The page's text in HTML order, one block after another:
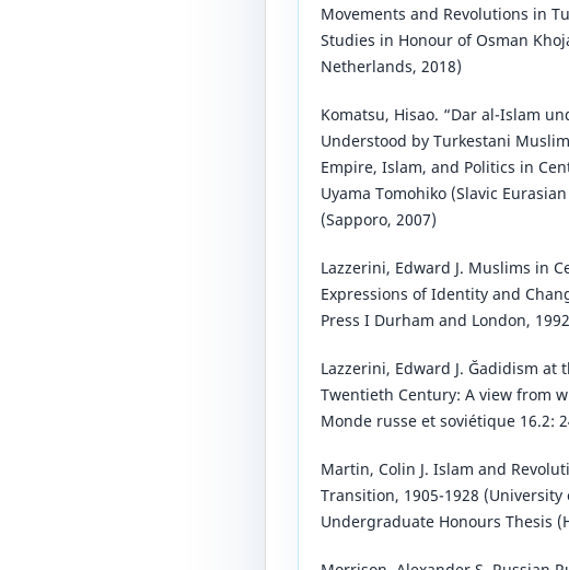
Movements and Revolutions in
Studies in Honour of Osman
Netherlands, 2018)
Komatsu, Hisao. “Dar al-Islam
Understood by Turkestani
Empire, Islam, and Politics in
Uyama Tomohiko (Slavic
(Sapporo, 2007)
Lazzerini, Edward J. Muslims in
Expressions of Identity and
Press I Durham and London,
Lazzerini, Edward J. Ğadidism at
Twentieth Century: A view from
Monde russe et soviétique 16.2:
Martin, Colin J. Islam and
Transition, 1905-1928
Undergraduate Honours Thesis